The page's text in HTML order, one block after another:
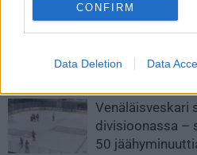
CONFIRM
Data Deletion Data
Leijonat julkisti
kaukaloon
Venäläisveskari
divisioonassa –
50